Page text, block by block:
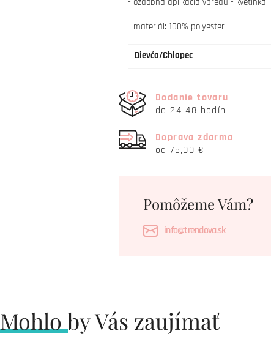
- materiál: 100% polyester
Dievča/Chlapec
Dodanie tovaru
do 24-48 hodín
Doprava zdarma
od 75,00 €
Pomôžeme Vám?
info@trendova.sk
Mohlo by Vás zaujímať